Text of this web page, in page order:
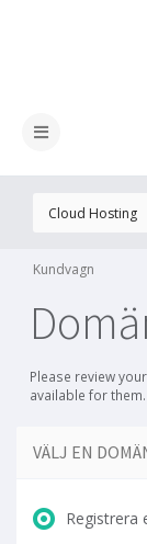
Kundvagn
Please review
available for them.
VÄLJ EN
Registrera